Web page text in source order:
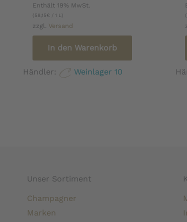
Enthält 19% MwSt.
(58,15€ / 1 L)
zzgl. Versand
In den Warenkorb
Händler: Weinlager 10
(
Unser Sortiment
Champagner
Marken